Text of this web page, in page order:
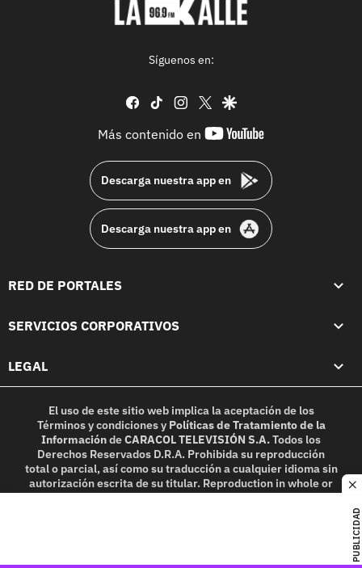
PUBLICIDAD
Síguenos en:
facebook
tiktok instagram
twittergoogle
Más contenido en
youtube-
Descarga nuestra app en
Descarga nuestra app en
RED DE PORTALES
SERVICIOS CORPORATIVOS
LEGAL
El uso de este sitio web implica la aceptación de los
Términos y condicionesy Políticas de Tratamiento de la
InformacióndeCARACOL TELEVISIÓN S.A.Todos los
Derechos Reservados D.R.A. Prohibida su reproducción
total o parcial, así como su traducción a cualquier idioma sin
autorización escrita de su titular. Reproduction in whole or